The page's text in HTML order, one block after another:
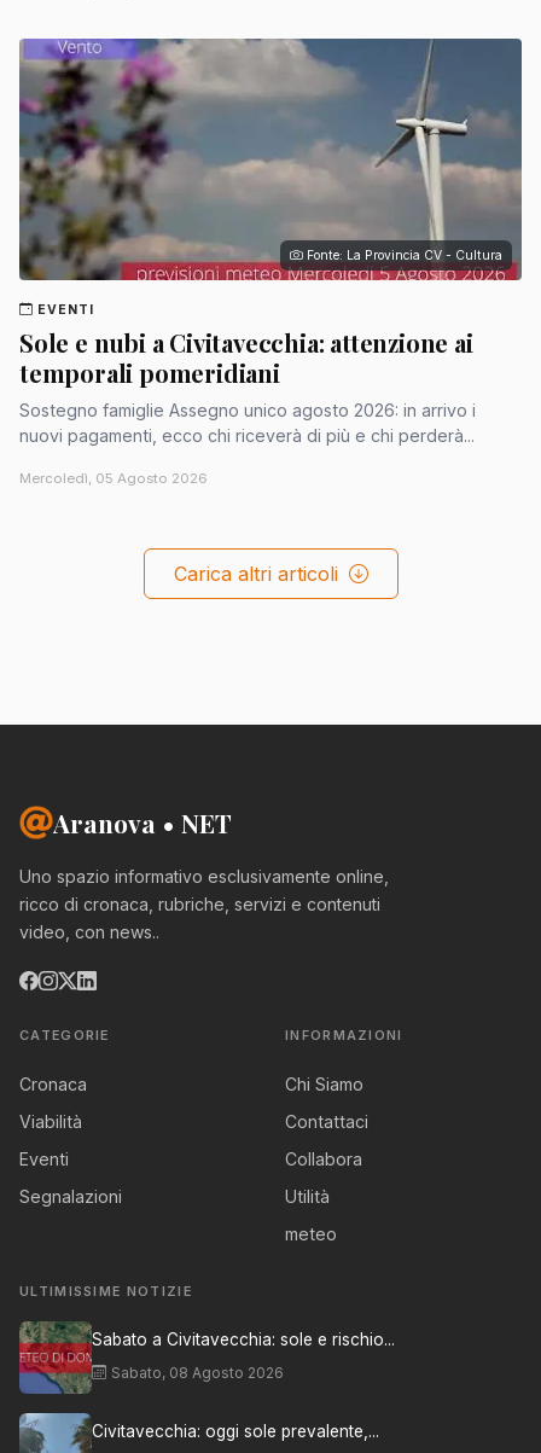
Fonte: La Provincia CV - Cultura
EVENTI
Sole e nubi a Civitavecchia: attenzione ai
temporali pomeridiani
Sostegno famiglie Assegno unico agosto 2026: in arrivo i
nuovi pagamenti, ecco chi riceverà di più e chi perderà...
Mercoledì, 05 Agosto 2026
Carica altri articoli
Aranova • NET
Uno spazio informativo esclusivamente online,
ricco di cronaca, rubriche, servizi e contenuti
video, con news..
CATEGORIE
Cronaca
Viabilità
Eventi
Segnalazioni
INFORMAZIONI
Chi Siamo
Contattaci
Collabora
Utilità
meteo
ULTIMISSIME NOTIZIE
Sabato a Civitavecchia: sole e rischio...
Sabato, 08 Agosto 2026
Civitavecchia: oggi sole prevalente,...